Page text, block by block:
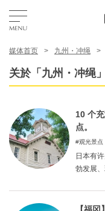
区域
媒体首页 九州・冲绳
关於「九州・冲绳
10 个
点。
观光景点
日本有
勃发展
筑有着